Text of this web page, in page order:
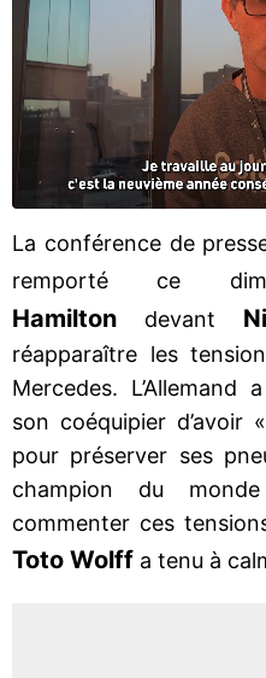
La conférence de
remporté ce
Hamilton devant
réapparaître les
Mercedes.
son coéquipier d’avoir «
pour préserver ses
champion du
commenter ces
Toto Wolff a tenu à